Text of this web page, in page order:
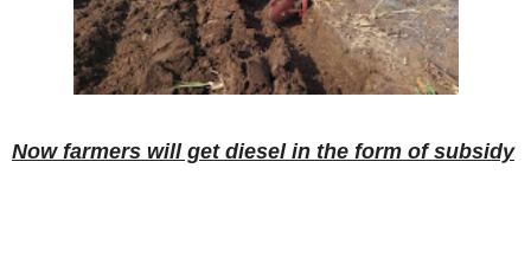
Now farmers will get diesel in the form of subsidy